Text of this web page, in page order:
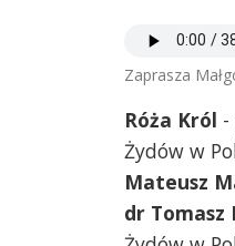
Zaprasza
Róża Król -
Żydów w
Mateusz
dr Tomasz